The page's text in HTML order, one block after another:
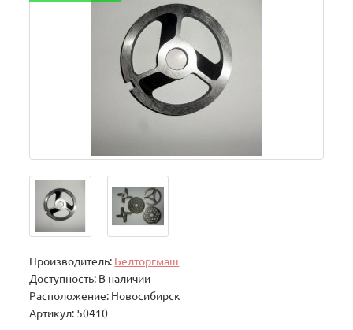
Производитель: Белторгмаш
Доступность: В наличии
Расположение: Новосибирск
Артикул: 50410